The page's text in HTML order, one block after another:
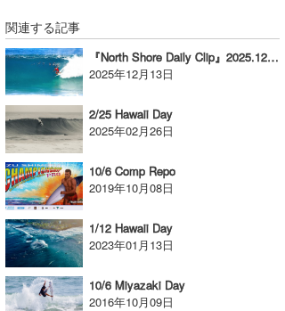
関連する記事
『North Shore Daily Clip』2025.12.10 @ BACKDOOR & OTW
2025年12月13日
2/25 Hawaii Day
2025年02月26日
10/6 Comp Repo
2019年10月08日
1/12 Hawaii Day
2023年01月13日
10/6 Miyazaki Day
2016年10月09日